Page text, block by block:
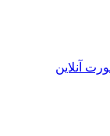
آنلاین